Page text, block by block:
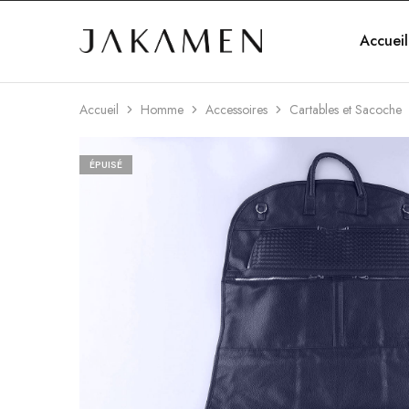
Jakamen Accueil
Accueil Homme Accessoires Cartables et Sacoche
ÉPUISÉ